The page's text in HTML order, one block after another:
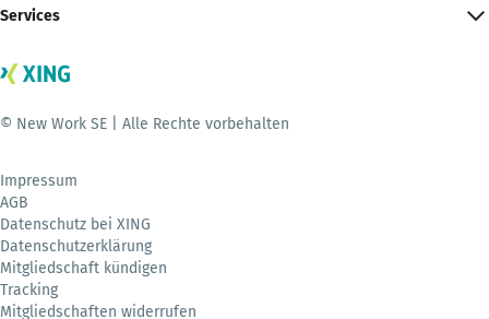
Services
© New Work SE | Alle Rechte vorbehalten
Impressum
AGB
Datenschutz bei XING
Datenschutzerklärung
Mitgliedschaft kündigen
Tracking
Mitgliedschaften widerrufen